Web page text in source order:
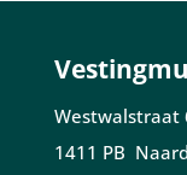
Westwalstraat
1411 PB